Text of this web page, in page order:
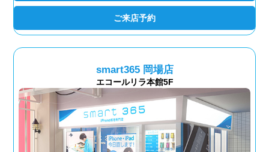
ご来店予約
smart365 岡場店
エコールリラ本館5F